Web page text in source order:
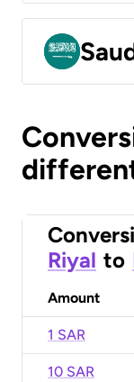
Riyal to
Amount
1 SAR
10 SAR